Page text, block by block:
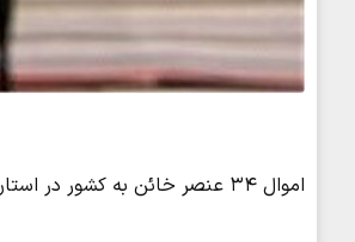
اموال ۳۴ عنصر خائن به کشور در استان خراسان جنوبی با دستور قضایی به نفع ملت توقیف شد.